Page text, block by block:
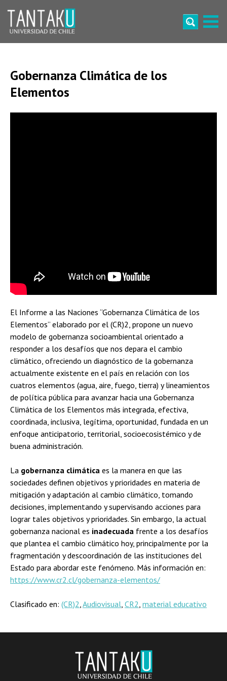
content
Gobernanza Climática de los
Elementos
El Informe a las Naciones “Gobernanza Climática de los
Elementos” elaborado por el (CR)2, propone un nuevo
modelo de gobernanza socioambiental orientado a
responder a los desafíos que nos depara el cambio
climático, ofreciendo un diagnóstico de la gobernanza
actualmente existente en el país en relación con los
cuatros elementos (agua, aire, fuego, tierra) y lineamientos
de política pública para avanzar hacia una Gobernanza
Climática de los Elementos más integrada, efectiva,
coordinada, inclusiva, legítima, oportunidad, fundada en un
enfoque anticipatorio, territorial, socioecosistémico y de
buena administración.
La gobernanza climática es la manera en que las
sociedades definen objetivos y prioridades en materia de
mitigación y adaptación al cambio climático, tomando
decisiones, implementando y supervisando acciones para
lograr tales objetivos y prioridades. Sin embargo, la actual
gobernanza nacional es inadecuada frente a los desafíos
que plantea el cambio climático hoy, principalmente por la
fragmentación y descoordinación de las instituciones del
Estado para abordar este fenómeno. Más información en:
https://www.cr2.cl/gobernanza-elementos/
Clasificado en: (CR)2,Audiovisual, CR2, material educativo